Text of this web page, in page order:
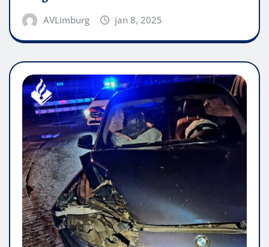
AVLimburg jan 8, 2025